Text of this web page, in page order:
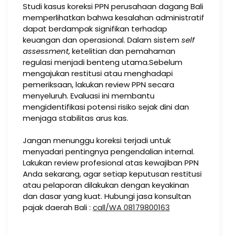
Studi kasus koreksi PPN perusahaan dagang Bali
memperlihatkan bahwa kesalahan administratif
dapat berdampak signifikan terhadap
keuangan dan operasional. Dalam sistemself
assessment, ketelitian dan pemahaman
regulasi menjadi benteng utama.Sebelum
mengajukan restitusi atau menghadapi
pemeriksaan, lakukan review PPN secara
menyeluruh. Evaluasi ini membantu
mengidentifikasi potensi risiko sejak dini dan
menjaga stabilitas arus kas.
Jangan menunggu koreksi terjadi untuk
menyadari pentingnya pengendalian internal.
Lakukan review profesional atas kewajiban PPN
Anda sekarang, agar setiap keputusan restitusi
atau pelaporan dilakukan dengan keyakinan
dan dasar yang kuat. Hubungi jasa konsultan
pajak daerah Bali : call/WA 08179800163